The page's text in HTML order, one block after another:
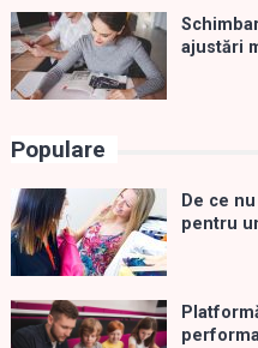
ajustări
Populare
De ce
pentru